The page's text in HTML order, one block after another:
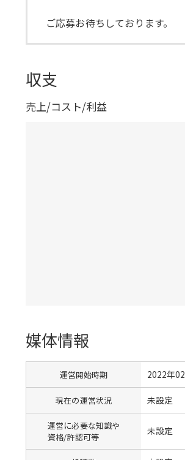
ご応募お待ちしております。
収支
売上/コスト/利益
媒体情報
運営開始時期 2022年
現在の運営状況 未設定
運営に必要な知識や
資格/許認可等
未設定